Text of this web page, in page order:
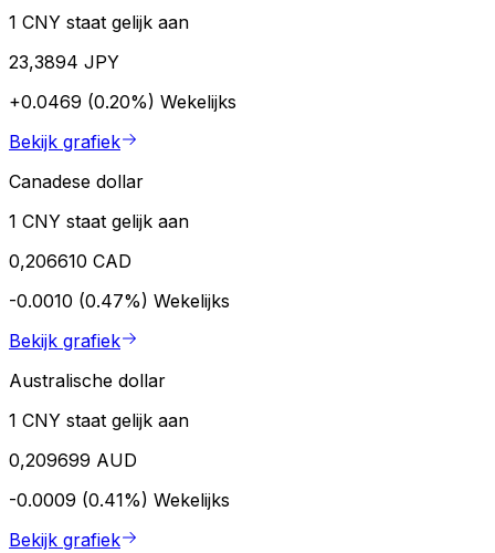
1 CNY staat gelijk aan
23,3894 JPY
+0.0469 (0.20%) Wekelijks
Bekijk grafiek
Canadese dollar
1 CNY staat gelijk aan
0,206610 CAD
-0.0010 (0.47%) Wekelijks
Bekijk grafiek
Australische dollar
1 CNY staat gelijk aan
0,209699 AUD
-0.0009 (0.41%) Wekelijks
Bekijk grafiek